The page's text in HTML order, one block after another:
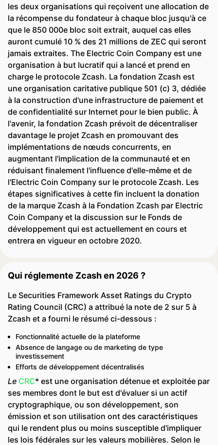
les deux organisations qui reçoivent une allocation de
la récompense du fondateur à chaque bloc jusqu'à ce
que le 850 000e bloc soit extrait, auquel cas elles
auront cumulé 10 % des 21 millions de ZEC qui seront
jamais extraites. The Electric Coin Company est une
organisation à but lucratif qui a lancé et prend en
charge le protocole Zcash. La fondation Zcash est
une organisation caritative publique 501 (c) 3, dédiée
à la construction d'une infrastructure de paiement et
de confidentialité sur Internet pour le bien public. À
l'avenir, la fondation Zcash prévoit de décentraliser
davantage le projet Zcash en promouvant des
implémentations de nœuds concurrents, en
augmentant l'implication de la communauté et en
réduisant finalement l'influence d'elle-même et de
l'Electric Coin Company sur le protocole Zcash. Les
étapes significatives à cette fin incluent la donation
de la marque Zcash à la Fondation Zcash par Electric
Coin Company et la discussion sur le Fonds de
développement qui est actuellement en cours et
entrera en vigueur en octobre 2020.
Qui réglemente Zcash en 2026 ?
Le Securities Framework Asset Ratings du Crypto
Rating Council (CRC) a attribué la note de 2 sur 5 à
Zcash et a fourni le résumé ci-dessous :
Fonctionnalité actuelle de la plateforme
Absence de langage ou de marketing de type
investissement
Efforts de développement décentralisés
Le CRC* est une organisation détenue et exploitée par
ses membres dont le but est d'évaluer si un actif
cryptographique, ou son développement, son
émission et son utilisation ont des caractéristiques
qui le rendent plus ou moins susceptible d'impliquer
les lois fédérales sur les valeurs mobilières. Selon le